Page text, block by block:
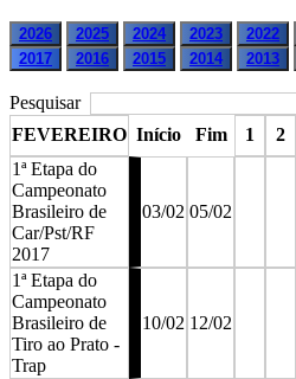
2026 2025 2024 2023 2022
2017
2016 2015 2014 2013
Pesquisar
FEVEREIRO Início Fim 1 2
1ª Etapa do
Campeonato
Brasileiro de
Car/Pst/RF
2017
03/02 05/02
1ª Etapa do
Campeonato
Brasileiro de
Tiro ao Prato -
Trap
10/02 12/02